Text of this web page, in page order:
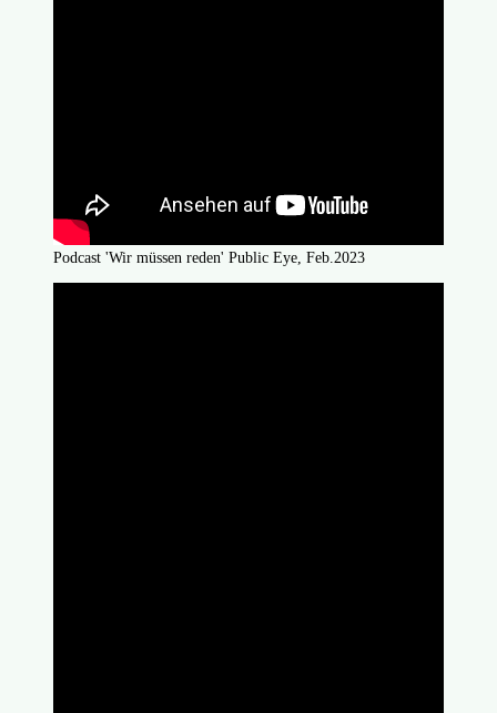
Podcast 'Wir müssen reden' Public Eye, Feb.2023